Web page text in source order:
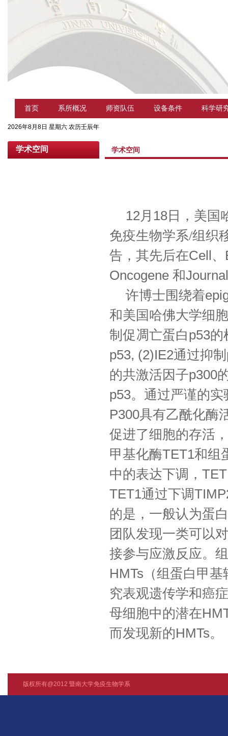
首页 系所概况 师资队伍 设备条件 科学研
2026年8月8日 星期六 农历壬辰年
学术空间 学术空间
12月 18 日，美国
免疫生物学系/组织
告，其先后在Cell 、
Oncogene 和
许博士围绕着
和美国哈佛大学细
制促凋亡蛋白p53的
p53, (2)IE2通过抑制
的共激活因子p300
p53。通过严谨的
P300具有乙酰化酶
促进了细胞的存活
甲基化酶TET1和组
中的表达下调，
TET1通过下调
的是，一般认为蛋
团队发现一类可以
接参与应激反应。
HMTs （组蛋白甲
究表观遗传学和癌
母细胞中的潜在
而发现新的HMTs。
版权所有@2012 暨南大学免疫生物学系